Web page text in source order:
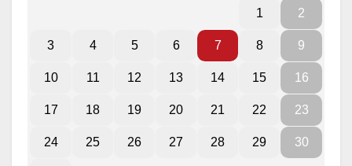
1 2
3 4 5 6 7 8 9
10 11 12 13 14 15 16
17 18 19 20 21 22 23
24 25 26 27 28 29 30